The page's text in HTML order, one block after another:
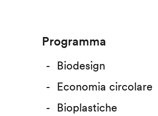
Programma
Biodesign
Economia circolare
Bioplastiche